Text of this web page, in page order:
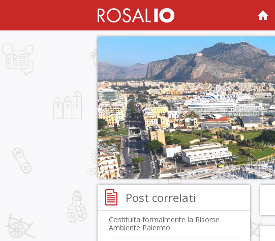
Post correlati
Costituita formalmente la Risorse
Ambiente Palermo